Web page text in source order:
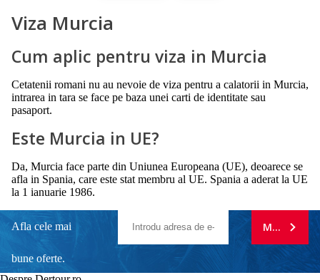
Viza Murcia
Cum aplic pentru viza in Murcia
Cetatenii romani nu au nevoie de viza pentru a calatorii in Murcia,
intrarea in tara se face pe baza unei carti de identitate sau
pasaport.
Este Murcia in UE?
Da, Murcia face parte din Uniunea Europeana (UE), deoarece se
afla in Spania, care este stat membru al UE. Spania a aderat la UE
la 1 ianuarie 1986.
Afla cele mai
bune oferte.
MA